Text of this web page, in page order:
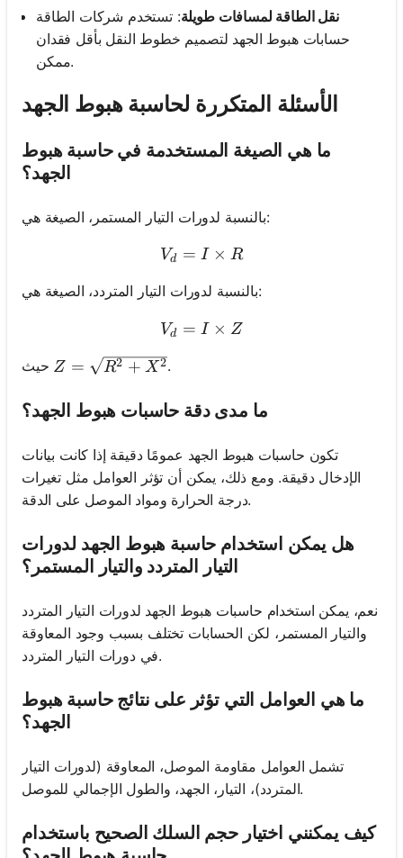
نقل الطاقة لمسافات طويلة: تستخدم شركات الطاقة
حسابات هبوط الجهد لتصميم خطوط النقل بأقل فقدان
ممكن.
الأسئلة المتكررة لحاسبة هبوط الجهد
ما هي الصيغة المستخدمة في حاسبة هبوط
الجهد؟
بالنسبة لدورات التيار المستمر، الصيغة هي:
V_d = I \times R
Vd = I × R
بالنسبة لدورات التيار المتردد، الصيغة هي:
V_d = I \times Z
Vd = I × Z
Z = \sqrt{R^2 + X^2}
Z = R2 + X2.
ما مدى دقة حاسبات هبوط الجهد؟
تكون حاسبات هبوط الجهد عمومًا دقيقة إذا كانت بيانات
الإدخال دقيقة. ومع ذلك، يمكن أن تؤثر العوامل مثل تغيرات
درجة الحرارة ومواد الموصل على الدقة.
هل يمكن استخدام حاسبة هبوط الجهد لدورات
التيار المتردد والتيار المستمر؟
نعم، يمكن استخدام حاسبات هبوط الجهد لدورات التيار المتردد
والتيار المستمر، لكن الحسابات تختلف بسبب وجود المعاوقة
في دورات التيار المتردد.
ما هي العوامل التي تؤثر على نتائج حاسبة هبوط
الجهد؟
تشمل العوامل مقاومة الموصل، المعاوقة (لدورات التيار
المتردد)، التيار، الجهد، والطول الإجمالي للموصل.
كيف يمكنني اختيار حجم السلك الصحيح باستخدام